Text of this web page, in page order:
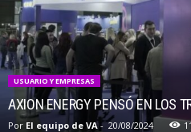
USUARIO Y EMPRESAS
AXION ENERGY PENSÓ EN LOS
Por El equipo de VA - 20/08/2024